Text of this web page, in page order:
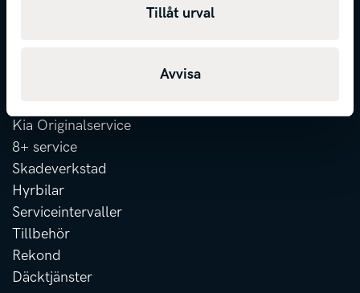
Tillåt urval
Avvisa
Kia Originalservice
8+ service
Skadeverkstad
Hyrbilar
Serviceintervaller
Tillbehör
Rekond
Däcktjänster